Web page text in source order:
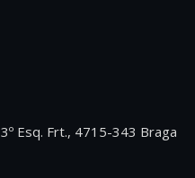
Esq. Frt., 4715-343 Braga